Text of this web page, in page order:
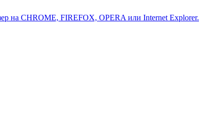
на CHROME, FIREFOX, OPERA или Internet Explorer.